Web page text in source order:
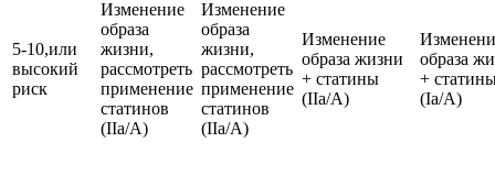
5-10,или
высокий
риск
Изменение
образа
жизни,
рассмотреть
применение
статинов
(IIa/A)
Изменение
образа
жизни,
рассмотреть
применение
статинов
(IIa/A)
Изменение
образа жизни
+ статины
(IIa/A)
образа
+
(Ia/A)